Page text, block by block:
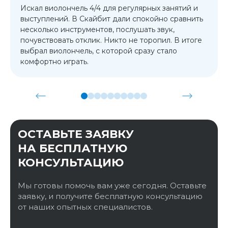
Искал виолончель 4/4 для регулярных занятий и
выступлений. В Скайбит дали спокойно сравнить
несколько инструментов, послушать звук,
почувствовать отклик. Никто не торопил. В итоге
выбрал виолончель, с которой сразу стало
комфортно играть.
ОСТАВЬТЕ ЗАЯВКУ
НА БЕСПЛАТНУЮ
КОНСУЛЬТАЦИЮ
Мы готовы помочь вам уже сегодня. Оставьте
заявку, и получите бесплатную консультацию
от наших опытных специалистов.